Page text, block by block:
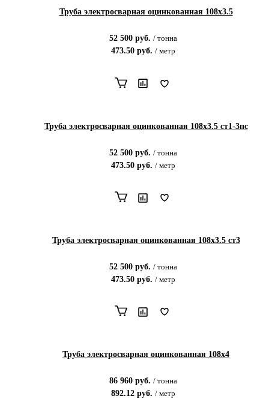
Труба электросварная оцинкованная 108х3.5
52 500руб. / тонна
473.50руб. / метр
Труба электросварная оцинкованная 108х3.5 ст1-3пс
52 500руб. / тонна
473.50руб. / метр
Труба электросварная оцинкованная 108х3.5 ст3
52 500руб. / тонна
473.50руб. / метр
Труба электросварная оцинкованная 108х4
86 960руб. / тонна
892.12руб. / метр